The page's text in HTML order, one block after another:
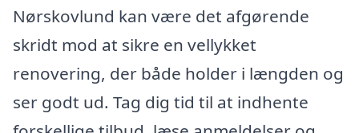
Nørskovlund kan være det afgørende
skridt mod at sikre en vellykket
renovering, der både holder i længden og
ser godt ud. Tag dig tid til at indhente